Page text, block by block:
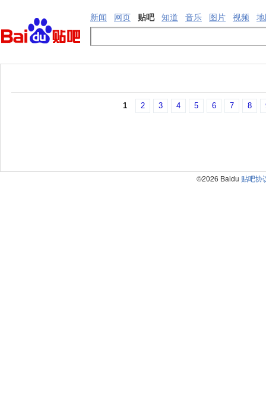
新闻 网页 贴吧 知道 音乐 图片 视频
1 2 3 4 5 6 7 8
©2026 Baidu 贴吧协